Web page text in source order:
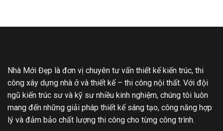
Nhà Mới Đẹp là đơn vị chuyên tư vấn thiết kế kiến trúc, thi
công xây dựng nhà ở và thiết kế – thi công nội thất. Với đội
ngũ kiến trúc sư và kỹ sư nhiều kinh nghiệm, chúng tôi luôn
mang đến những giải pháp thiết kế sáng tạo, công năng hợp
lý và đảm bảo chất lượng thi công cho từng công trình.